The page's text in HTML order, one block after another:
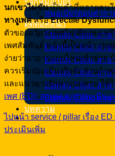
รู้จักหมอเบียร์
หมอเบียร์ตอบคำถา
ติดต่อคลินิก
Eternity Clinic สา
Eternity Clinic สาข
Eternity Clinic สาข
Eternity Clinic สาข
Eternity Clinic สา
Eternity Clinic สาข
บทความ
นกเขาไม่ขันเป็นคำที่หลายคน
ทางเพศหรือErectile
ตัวของอวัยวะเพศไม่เพียงพอ
เพศสัมพันธ์ หน้านี้เป็นหน้า
ง่ายว่าอาการแบบไหนเข้าข่าย
ควรเริ่มประเมินจริงจัง ส่วนถ้า
และแนวทางรักษาแบบครบ ให้
เพศ (ED): สาเหตุ การประเมิน
ไปหน้า service / pillar เรื่อง ED
ประเมินเพิ่ม